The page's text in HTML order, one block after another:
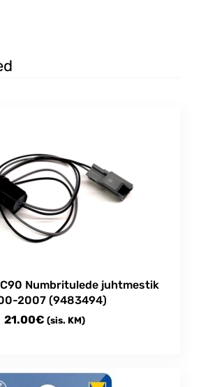
Numbritulede juhtmestik
2007 (9483494)
21.00€ (sis. KM)